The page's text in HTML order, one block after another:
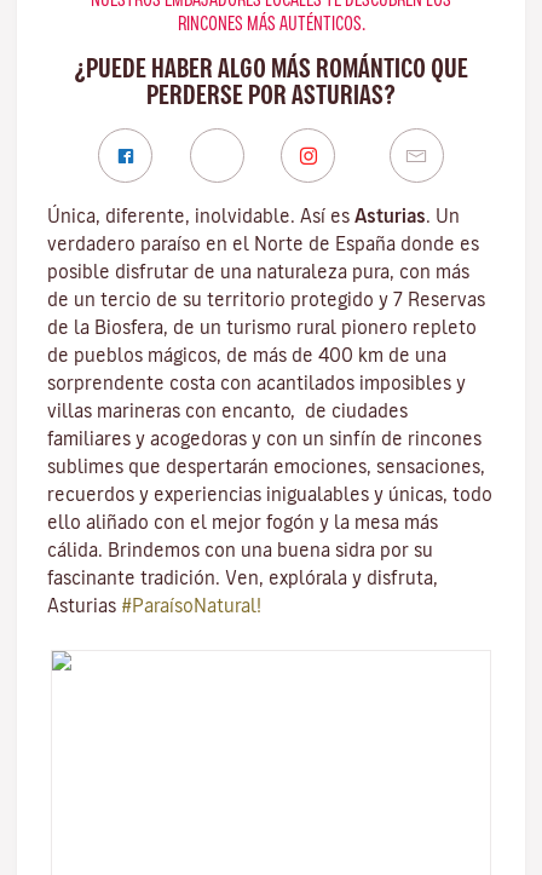
RINCONES MÁS AUTÉNTICOS.
¿PUEDE HABER ALGO MÁS ROMÁNTICO QUE
PERDERSE POR ASTURIAS?
Única, diferente, inolvidable. Así es Asturias. Un
verdadero paraíso en el Norte de España donde es
posible disfrutar de una naturaleza pura, con más
de un tercio de su territorio protegido y 7 Reservas
de la Biosfera, de un turismo rural pionero repleto
de pueblos mágicos, de más de 400 km de una
sorprendente costa con acantilados imposibles y
villas marineras con encanto, de ciudades
familiares y acogedoras y con un sinfín de rincones
sublimes que despertarán emociones, sensaciones,
recuerdos y experiencias inigualables y únicas, todo
ello aliñado con el mejor fogón y la mesa más
cálida. Brindemos con una buena sidra por su
fascinante tradición. Ven, explórala y disfruta,
Asturias #ParaísoNatural!